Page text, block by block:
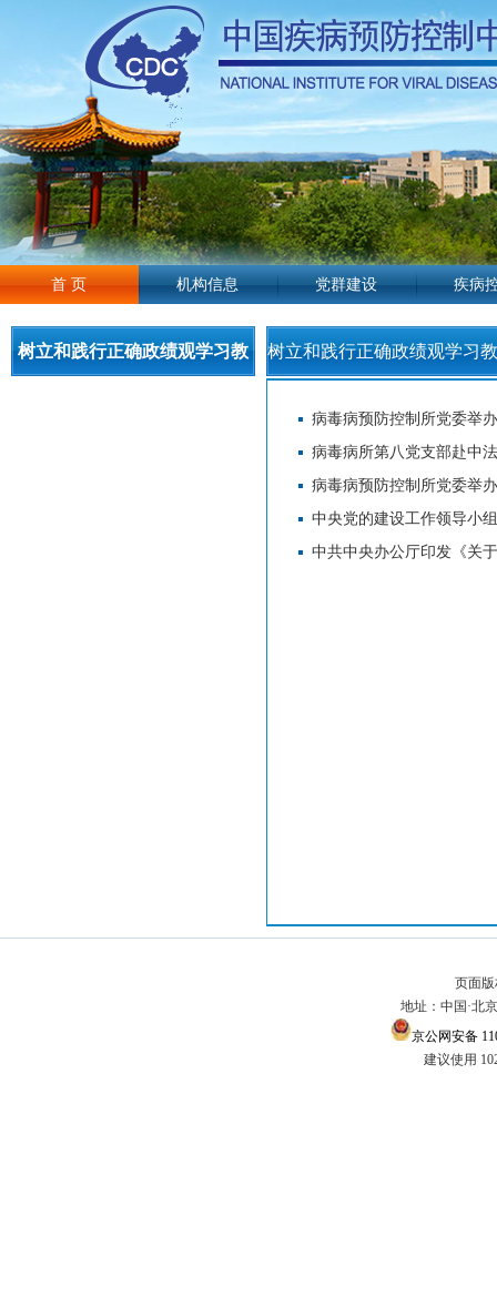
首 页 机构信息 党群建设 疾病
树立和践行正确政绩观学习教 树立和践行正确政绩观学习教
病毒病预防控制所党委举
病毒病所第八党支部赴中
病毒病预防控制所党委举
中央党的建设工作领导小
中共中央办公厅印发《关
页面
地址：中国·北
京公网安备
建议使用